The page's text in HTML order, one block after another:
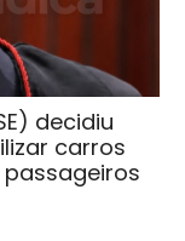
decidiu
carros